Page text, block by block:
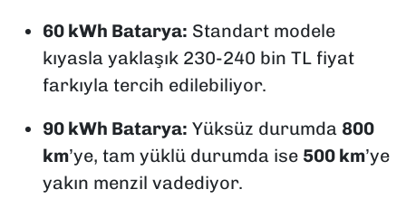
60 kWh Batarya: Standart modele
kıyasla yaklaşık 230-240 bin TL fiyat
farkıyla tercih edilebiliyor.
90 kWh Batarya: Yüksüz durumda 800
km’ye, tam yüklü durumda ise 500 km’ye
yakın menzil vadediyor.